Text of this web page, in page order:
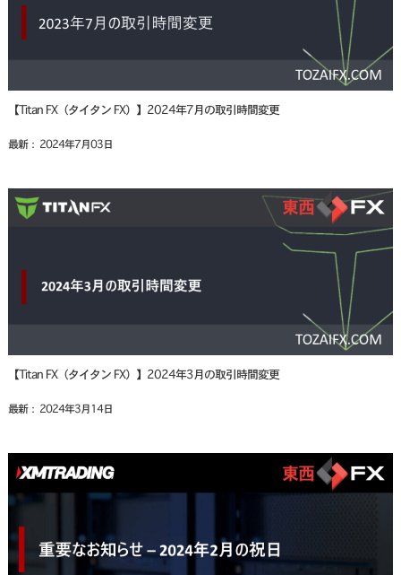
【Titan FX（タイタン FX）】2024年7月の取引時間変更
最新： 2024年7月03日
【Titan FX（タイタン FX）】2024年3月の取引時間変更
最新： 2024年3月14日